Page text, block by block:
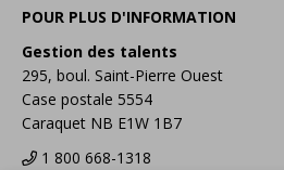
POUR PLUS D'INFORMATION
Gestion des talents
295, boul. Saint-Pierre Ouest
Case postale 5554
Caraquet NB E1W 1B7
1 800 668-1318